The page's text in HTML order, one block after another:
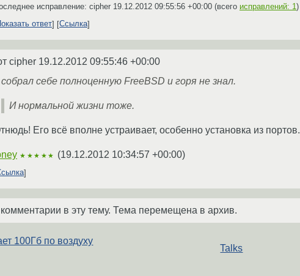
исправление: cipher 19.12.2012 09:55:56 +00:00 (всего исправлений: 1 )
Показать ответ
Ссылка
cipher 19.12.2012 09:55:46 +00:00
собрал себе полноценную FreeBSD и горя не знал.
И нормальной жизни тоже.
Его всё вполне устраивает, особенно установка из портов.
★★★★★ (19.12.2012 10:34:57 +00:00)
в эту тему. Тема перемещена в архив.
100Гб по воздуху
Talks